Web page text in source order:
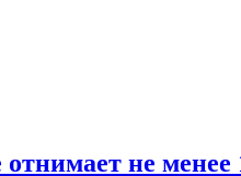
не менее